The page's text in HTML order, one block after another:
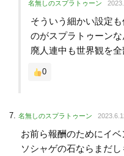
名無しのスプラトゥーン
そういう細かい設定
のがスプラトゥーンな
廃人連中も世界観を
0
名無しのスプラトゥーン
お前ら報酬のためにイベ
ソシャゲの石ならまだ